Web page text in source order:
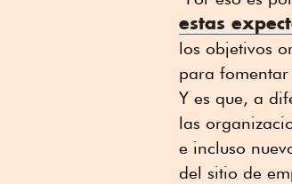
estas
los objetivos
para
Y es que, a
las
e incluso
del sitio de